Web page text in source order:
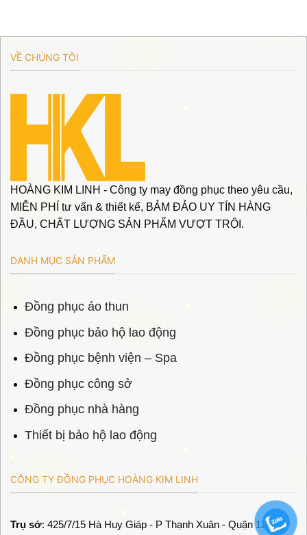
VỀ CHÚNG TÔI
HOÀNG KIM LINH - Công ty may đồng phục theo yêu cầu,
MIỄN PHÍ tư vấn & thiết kế, BẢM ĐẢO UY TÍN HÀNG
ĐẦU, CHẤT LƯỢNG SẢN PHẨM VƯỢT TRỘI.
DANH MỤC SẢN PHẨM
Đồng phục áo thun
Đồng phục bảo hộ lao động
Đồng phục bệnh viện – Spa
Đồng phục công sở
Đồng phục nhà hàng
Thiết bị bảo hộ lao động
CÔNG TY ĐỒNG PHỤC HOÀNG KIM LINH
Trụ sở: 425/7/15 Hà Huy Giáp - P Thạnh Xuân - Quận 12 -